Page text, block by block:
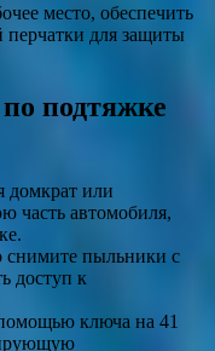
место, обеспечить
для защиты
подтяжке
домкрат или
часть автомобиля,
снимите пыльники с
доступ к
ключа на 41